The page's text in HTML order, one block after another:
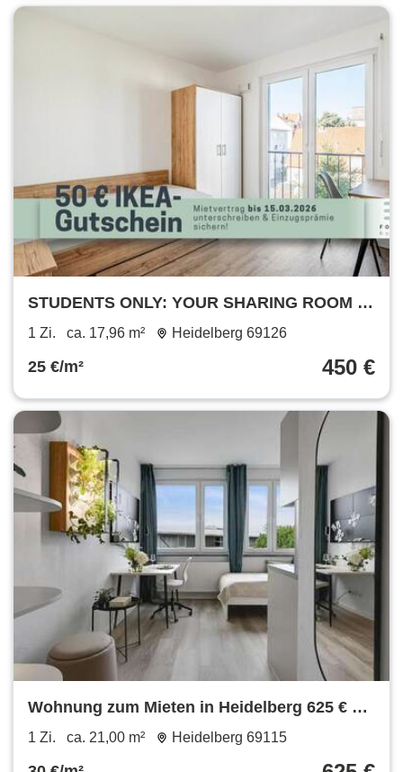
STUDENTS ONLY: YOUR SHARING ROOM IN
A 2-ROOM APARTMENT: Furnished student
1 Zi. ca. 17,96 m² Heidelberg 69126
25 €/m² 450 €
Wohnung zum Mieten in Heidelberg 625 € 21
m²
1 Zi. ca. 21,00 m² Heidelberg 69115